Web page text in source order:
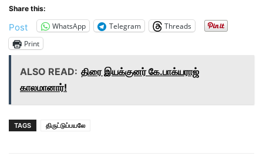
Share this:
Post WhatsApp Telegram
Threads
Print
ALSO READ: திரை இயக்குனர் கே.பாக்யராஜ்
காலமானார்!
TAGS திருட்டுப்பயலே